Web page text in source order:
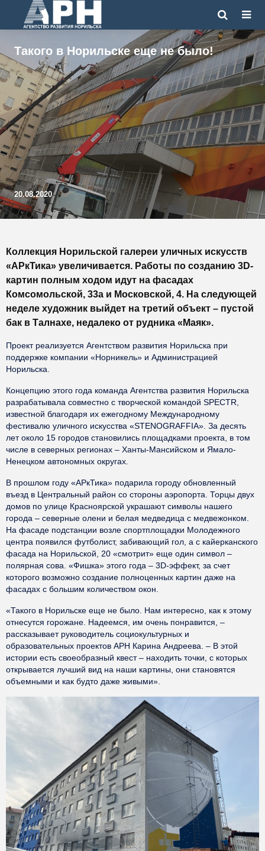
Такого в Норильске еще не было!
20.08.2020
Коллекция Норильской галереи уличных искусств
«АРкТика» увеличивается. Работы по созданию 3D-
картин полным ходом идут на фасадах
Комсомольской, 33а и Московской, 4. На следующей
неделе художник выйдет на третий объект – пустой
бак в Талнахе, недалеко от рудника «Маяк».
Проект реализуется Агентством развития Норильска при
поддержке компании «Норникель» и Администрацией
Норильска.
Концепцию этого года команда Агентства развития Норильска
разрабатывала совместно с творческой командой SPECTR,
известной благодаря их ежегодному Международному
фестивалю уличного искусства «STENOGRAFFIA». За десять
лет около 15 городов становились площадками проекта, в том
числе в северных регионах – Ханты-Мансийском и Ямало-
Ненецком автономных округах.
В прошлом году «АРкТика» подарила городу обновленный
въезд в Центральный район со стороны аэропорта. Торцы двух
домов по улице Красноярской украшают символы нашего
города – северные олени и белая медведица с медвежонком.
На фасаде подстанции возле спортплощадки Молодежного
центра появился футболист, забивающий гол, а с кайерканского
фасада на Норильской, 20 «смотрит» еще один символ –
полярная сова. «Фишка» этого года – 3D-эффект, за счет
которого возможно создание полноценных картин даже на
фасадах с большим количеством окон.
«Такого в Норильске еще не было. Нам интересно, как к этому
отнесутся горожане. Надеемся, им очень понравится, –
рассказывает руководитель социокультурных и
образовательных проектов АРН Карина Андреева. – В этой
истории есть своеобразный квест – находить точки, с которых
открывается лучший вид на наши картины, они становятся
объемными и как будто даже живыми».